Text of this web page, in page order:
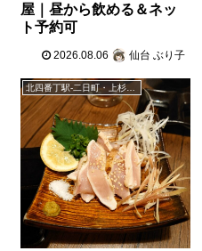
屋｜昼から飲める＆ネッ
ト予約可
2026.08.06 仙台 ぶり子